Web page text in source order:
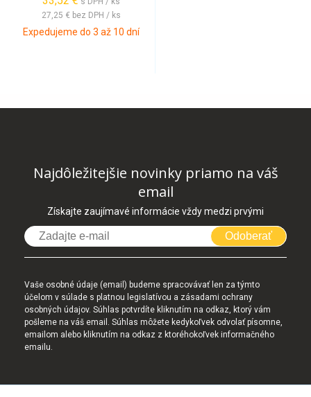
27,25 € bez DPH / ks
Expedujeme do 3 až 10 dní
Najdôležitejšie novinky priamo na váš
email
Získajte zaujímavé informácie vždy medzi prvými
Odoberať
Vaše osobné údaje (email) budeme spracovávať len za týmto
účelom v súlade s platnou legislatívou a zásadami ochrany
osobných údajov. Súhlas potvrdíte kliknutím na odkaz, ktorý vám
pošleme na váš email. Súhlas môžete kedykoľvek odvolať písomne,
emailom alebo kliknutím na odkaz z ktoréhokoľvek informačného
emailu.